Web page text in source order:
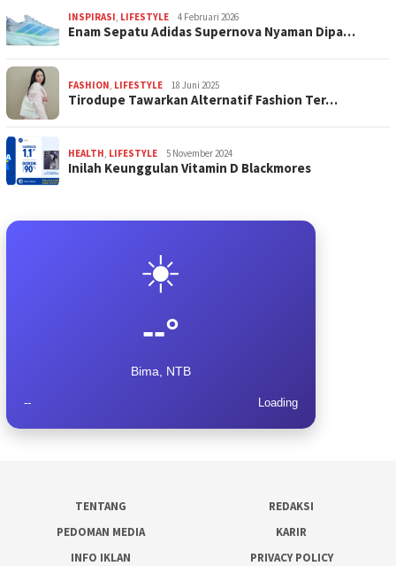
INSPIRASI LIFESTYLE 4 Februari 2026
Enam Sepatu Adidas Supernova Nyaman Dipa…
FASHION LIFESTYLE 18 Juni 2025
Tirodupe Tawarkan Alternatif Fashion Ter…
HEALTH LIFESTYLE 5 November 2024
Inilah Keunggulan Vitamin D Blackmores
☀️
--°
Bima, NTB
-- Loading
TENTANG
REDAKSI
PEDOMAN MEDIA
KARIR
INFO IKLAN
PRIVACY POLICY